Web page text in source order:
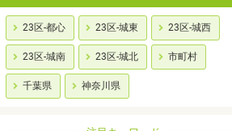
23区-都心 23区-城東 23区-城西
23区-城南 23区-城北 市町村
千葉県 神奈川県